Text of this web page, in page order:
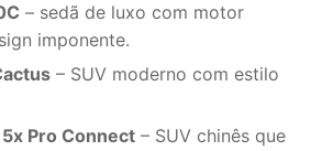
– sedã de luxo com motor
imponente.
– SUV moderno com estilo
Pro Connect – SUV chinês que